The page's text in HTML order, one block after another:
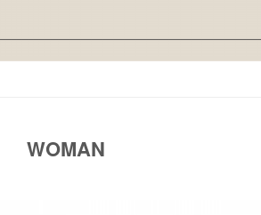
WOMAN